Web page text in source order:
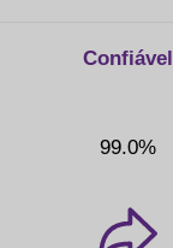
Confiável
99.0%